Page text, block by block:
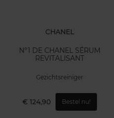
CHANEL
N°1 DE CHANEL SÉRUM
REVITALISANT
Gezichtsreiniger
€ 124,90 Bestel nu!